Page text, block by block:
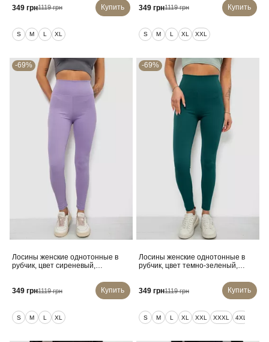
349 грн1119 грн Купить
S M L XL
349 грн1119 грн Купить
S M L XL XXL
-69%
Лосины женские однотонные в
рубчик, цвет сиреневый,
349 грн1119 грн Купить
S M L XL
-69%
Лосины женские однотонные в
рубчик, цвет темно-зеленый,
349 грн1119 грн Купить
S M L XL XXL XXXL 4XL